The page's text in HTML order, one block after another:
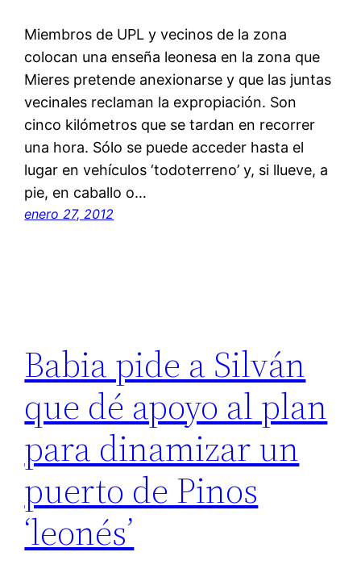
Miembros de UPL y vecinos de la zona
colocan una enseña leonesa en la zona que
Mieres pretende anexionarse y que las juntas
vecinales reclaman la expropiación. Son
cinco kilómetros que se tardan en recorrer
una hora. Sólo se puede acceder hasta el
lugar en vehículos ‘todoterreno’ y, si llueve, a
pie, en caballo o…
enero 27, 2012
Babia pide a Silván
que dé apoyo al plan
para dinamizar un
puerto de Pinos
‘leonés’